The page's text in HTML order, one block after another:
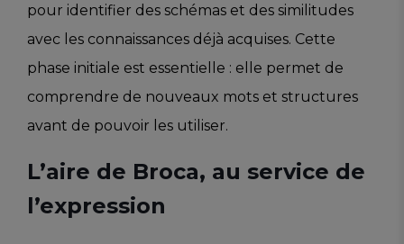
pour identifier des schémas et des similitudes
avec les connaissances déjà acquises. Cette
phase initiale est essentielle : elle permet de
comprendre de nouveaux mots et structures
avant de pouvoir les utiliser.
L’aire de Broca, au service de
l’expression